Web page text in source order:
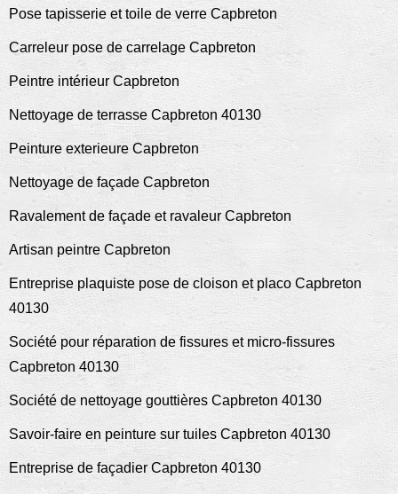
Pose tapisserie et toile de verre Capbreton
Carreleur pose de carrelage Capbreton
Peintre intérieur Capbreton
Nettoyage de terrasse Capbreton 40130
Peinture exterieure Capbreton
Nettoyage de façade Capbreton
Ravalement de façade et ravaleur Capbreton
Artisan peintre Capbreton
Entreprise plaquiste pose de cloison et placo Capbreton
40130
Société pour réparation de fissures et micro-fissures
Capbreton 40130
Société de nettoyage gouttières Capbreton 40130
Savoir-faire en peinture sur tuiles Capbreton 40130
Entreprise de façadier Capbreton 40130